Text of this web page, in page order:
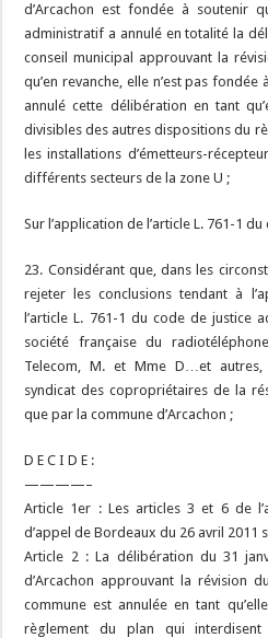
d’Arcachon est fondée à soutenir
administratif a annulé en totalité la
conseil municipal approuvant la
qu’en revanche, elle n’est pas fondée
annulé cette délibération en tant
divisibles des autres dispositions du
les installations d’émetteurs-
différents secteurs de la zone U ;
Sur l’application de l’article L. 761-1
23. Considérant que, dans les
rejeter les conclusions tendant à
l’article L. 761-1 du code de justice
société française du
Telecom, M. et Mme D…et
syndicat des copropriétaires de la
que par la commune d’Arcachon ;
D E C I D E :
————–
Article 1er : Les articles 3 et 6 de
d’appel de Bordeaux du 26 avril 2011
Article 2 : La délibération du 31
d’Arcachon approuvant la révision
commune est annulée en tant
règlement du plan qui interdisent